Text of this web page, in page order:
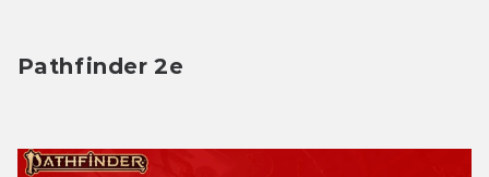
Pathfinder 2e